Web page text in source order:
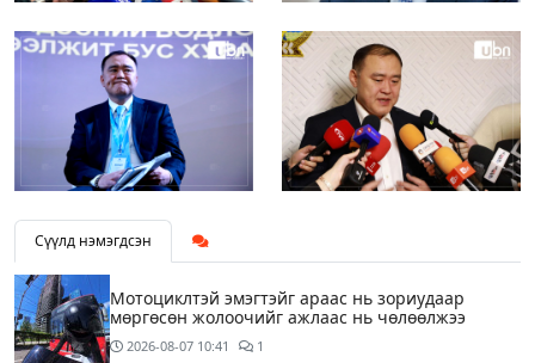
Сүүлд нэмэгдсэн
Мотоциклтэй эмэгтэйг араас нь зориудаар
мөргөсөн жолоочийг ажлаас нь чөлөөлжээ
2026-08-07 10:41 1